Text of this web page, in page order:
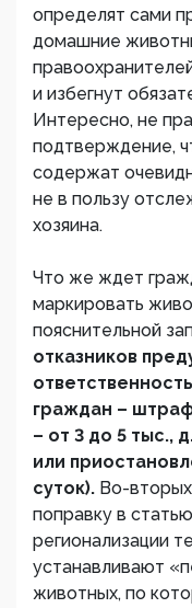
определят сами
домашние
и избегнут
Интересно, не
подтверждение,
содержат
не в пользу
хозяина.
Что же ждет
маркировать
пояснительной
отказников
граждан –
– от 3 до 5 тыс.,
или
суток). Во-
поправку в
регионализации
устанавливают
животных, по